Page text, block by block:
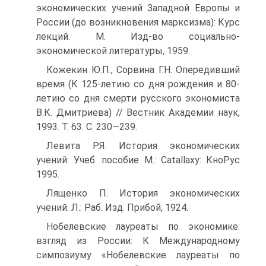
экономических учений Западной Европы и
России (до возникновения марксизма): Курс
лекций. М. Изд-во социально-
экономической литературы, 1959.
Кожекин Ю.П., Сорвина Г.Н. Опередивший
время (К 125-летию со дня рождения и 80-
летию со дня смерти русского экономиста
В.К. Дмитриева) // Вестник Академии наук,
1993. Т. 63. С. 230—239.
Левита P.Я. История экономических
учений: Учеб. пособие М.: Catallaxy: КноРус
1995.
Лященко П. История экономических
учений. Л.: Раб. Изд. Прибой, 1924.
Нобелевские лауреаты по экономике:
взгляд из России: К Международному
симпозиуму «Нобелевские лауреаты по